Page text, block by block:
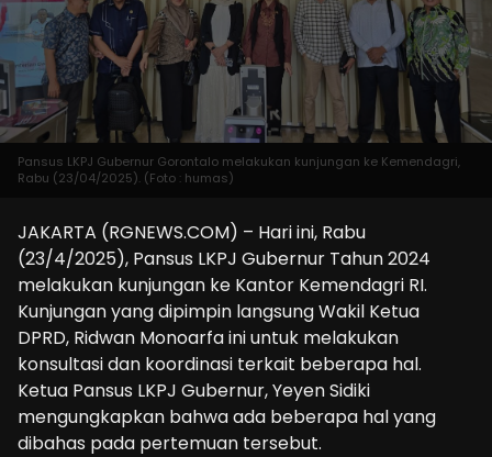
Pansus LKPJ Gubernur Gorontalo melakukan kunjungan ke Kemendagri,
Rabu (23/04/2025). (Foto : humas)
JAKARTA (RGNEWS.COM) – Hari ini, Rabu
(23/4/2025), Pansus LKPJ Gubernur Tahun 2024
melakukan kunjungan ke Kantor Kemendagri RI.
Kunjungan yang dipimpin langsung Wakil Ketua
DPRD, Ridwan Monoarfa ini untuk melakukan
konsultasi dan koordinasi terkait beberapa hal.
Ketua Pansus LKPJ Gubernur, Yeyen Sidiki
mengungkapkan bahwa ada beberapa hal yang
dibahas pada pertemuan tersebut.